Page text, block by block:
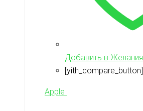
Добавить в Желания
[yith_compare_button]
Apple